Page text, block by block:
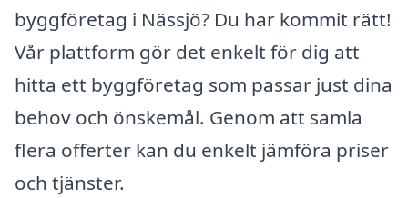
byggföretag i Nässjö? Du har kommit rätt!
Vår plattform gör det enkelt för dig att
hitta ett byggföretag som passar just dina
behov och önskemål. Genom att samla
flera offerter kan du enkelt jämföra priser
och tjänster.